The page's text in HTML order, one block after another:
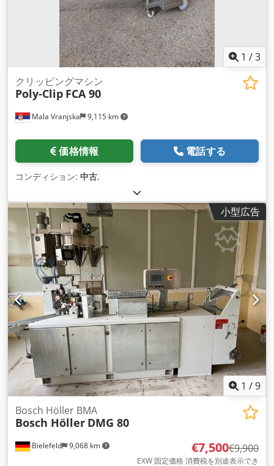
1 /3
Mala Vranjska 9,115 km
クリッピングマシン
Poly-Clip FCA 90
価格情報 電話する
コンディション: 中古,
小型広告
1 /9
Bielefeld 9,068 km
Bosch Höller BMA
Bosch Höller DMG 80
€7,500€9,900
EXW 固定価格 消費税を別途表示でき